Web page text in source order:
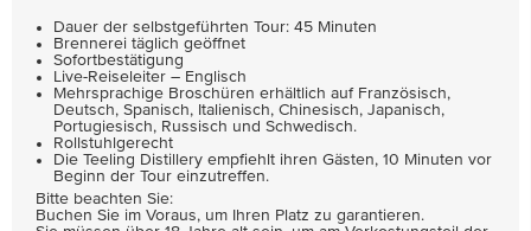
Dauer der selbstgeführten Tour: 45 Minuten
Brennerei täglich geöffnet
Sofortbestätigung
Live-Reiseleiter – Englisch
Mehrsprachige Broschüren erhältlich auf Französisch,
Deutsch, Spanisch, Italienisch, Chinesisch, Japanisch,
Portugiesisch, Russisch und Schwedisch.
Rollstuhlgerecht
Die Teeling Distillery empfiehlt ihren Gästen, 10 Minuten vor
Beginn der Tour einzutreffen.
Bitte beachten Sie:
Buchen Sie im Voraus, um Ihren Platz zu garantieren.